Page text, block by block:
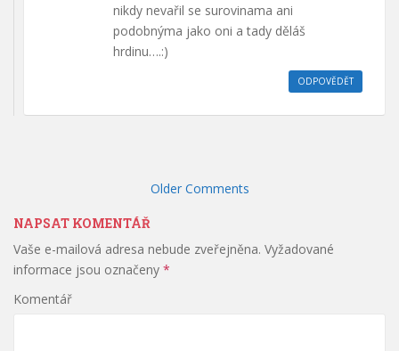
nikdy nevařil se surovinama ani
podobnýma jako oni a tady děláš
hrdinu….:)
ODPOVĚDĚT
Older Comments
NAPSAT KOMENTÁŘ
Vaše e-mailová adresa nebude zveřejněna. Vyžadované
informace jsou označeny *
Komentář